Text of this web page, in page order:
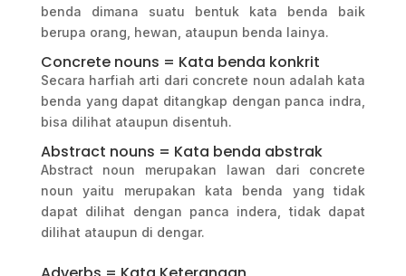
benda dimana suatu bentuk kata benda baik
berupa orang, hewan, ataupun benda lainya.
Concrete nouns = Kata benda konkrit
Secara harfiah arti dari concrete noun adalah kata
benda yang dapat ditangkap dengan panca indra,
bisa dilihat ataupun disentuh.
Abstract nouns = Kata benda abstrak
Abstract noun merupakan lawan dari concrete
noun yaitu merupakan kata benda yang tidak
dapat dilihat dengan panca indera, tidak dapat
dilihat ataupun di dengar.